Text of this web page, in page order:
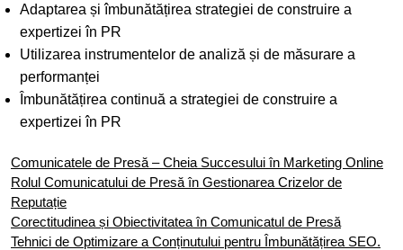
Adaptarea și îmbunătățirea strategiei de construire a
expertizei în PR
Utilizarea instrumentelor de analiză și de măsurare a
performanței
Îmbunătățirea continuă a strategiei de construire a
expertizei în PR
Comunicatele de Presă – Cheia Succesului în Marketing Online
Rolul Comunicatului de Presă în Gestionarea Crizelor de
Reputație
Corectitudinea și Obiectivitatea în Comunicatul de Presă
Tehnici de Optimizare a Conținutului pentru Îmbunătățirea SEO.